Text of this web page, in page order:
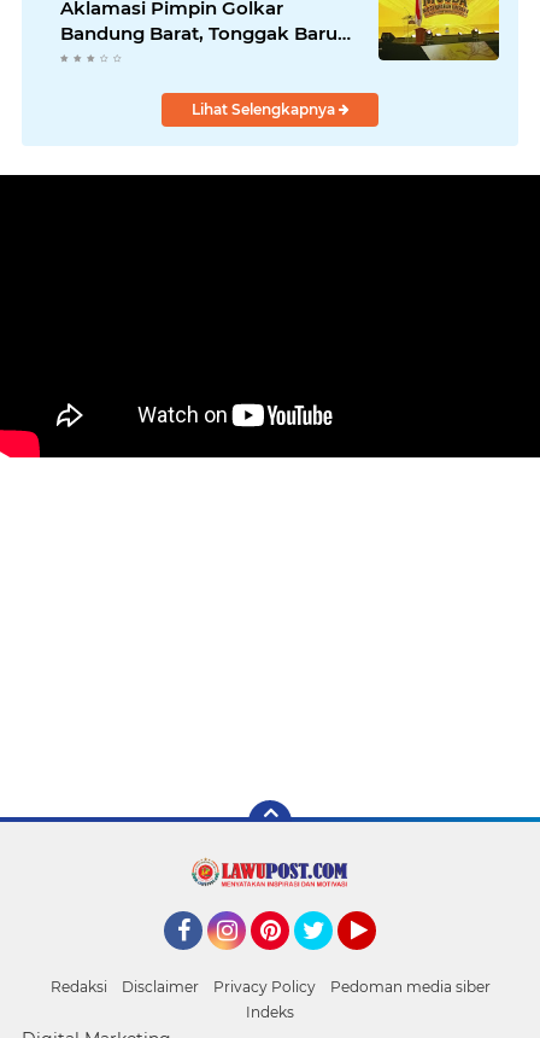
Aklamasi Pimpin Golkar
Bandung Barat, Tonggak Baru
Kepemimpinan Harmonis
Lihat Selengkapnya
Redaksi Disclaimer Privacy Policy
Pedoman media siber
Indeks